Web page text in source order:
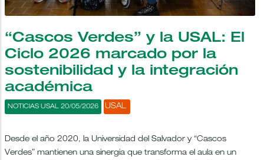
“Cascos Verdes” y la USAL: El
Ciclo 2026 marcado por la
sostenibilidad y la integración
académica
USAL
NOTICIAS USAL 20/05/2026
Desde el año 2020, la Universidad del Salvador y “Cascos
Verdes” mantienen una sinergia que transforma el aula en un